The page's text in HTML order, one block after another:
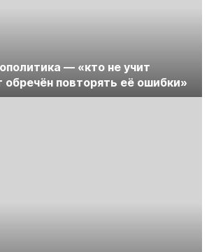
— «кто не учит
повторять её ошибки»